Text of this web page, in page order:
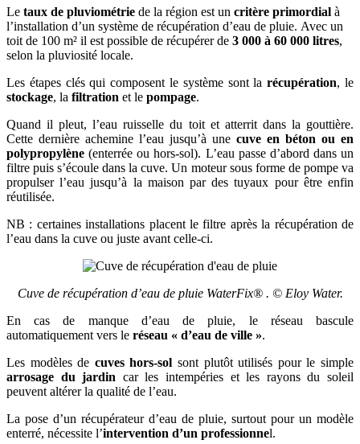
Le taux de pluviométrie de la région est un critère primordial à
l’installation d’un système de récupération d’eau de pluie. Avec un
toit de 100 m² il est possible de récupérer de 3 000 à 60 000 litres,
selon la pluviosité locale.
Les étapes clés qui composent le système sont larécupération, le
stockage, la filtration et le pompage.
Quand il pleut, l’eau ruisselle du toit et atterrit dans la gouttière.
Cette dernière achemine l’eau jusqu’à une cuve en béton ou en
polypropylène(enterrée ou hors-sol). L’eau passe d’abord dans un
filtre puis s’écoule dans la cuve. Un moteur sous forme de pompe va
propulser l’eau jusqu’à la maison par des tuyaux pour être enfin
réutilisée.
NB : certaines installations placent le filtre après la récupération de
l’eau dans la cuve ou juste avant celle-ci.
Cuve de récupération d’eau de pluie WaterFix® . © Eloy Water.
En cas de manque d’eau de pluie, le réseau bascule
automatiquement vers le réseau « d’eau de ville ».
Les modèles de cuves hors-sol sont plutôt utilisés pour le simple
arrosage du jardin car les intempéries et les rayons du soleil
peuvent altérer la qualité de l’eau.
La pose d’un récupérateur d’eau de pluie, surtout pour un modèle
enterré, nécessite l’intervention d’un professionnel.